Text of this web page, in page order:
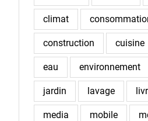
climat
construction cuisine
eau environnement
jardin lavage
media mobile